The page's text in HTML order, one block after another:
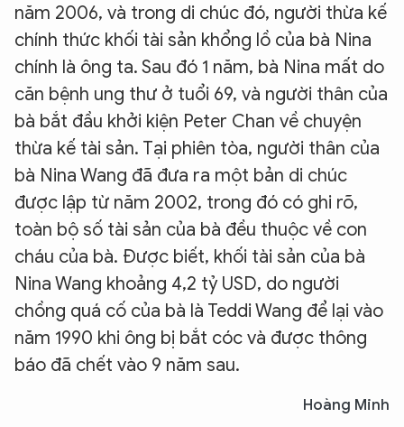
năm 2006, và trong di chúc đó, người thừa kế
chính thức khối tài sản khổng lồ của bà Nina
chính là ông ta. Sau đó 1 năm, bà Nina mất do
căn bệnh ung thư ở tuổi 69, và người thân của
bà bắt đầu khởi kiện Peter Chan về chuyện
thừa kế tài sản. Tại phiên tòa, người thân của
bà Nina Wang đã đưa ra một bản di chúc
được lập từ năm 2002, trong đó có ghi rõ,
toàn bộ số tài sản của bà đều thuộc về con
cháu của bà. Được biết, khối tài sản của bà
Nina Wang khoảng 4,2 tỷ USD, do người
chồng quá cố của bà là Teddi Wang để lại vào
năm 1990 khi ông bị bắt cóc và được thông
báo đã chết vào 9 năm sau.
Hoàng Minh